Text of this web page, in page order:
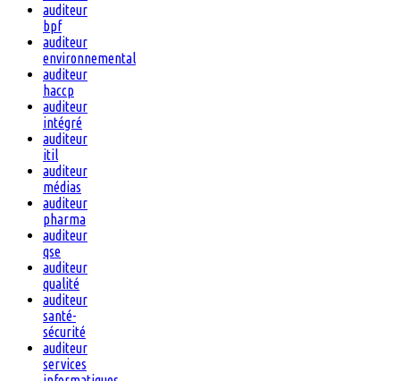
auditeur
bpf
auditeur
environnemental
auditeur
haccp
auditeur
intégré
auditeur
itil
auditeur
médias
auditeur
pharma
auditeur
qse
auditeur
qualité
auditeur
santé-
sécurité
auditeur
services